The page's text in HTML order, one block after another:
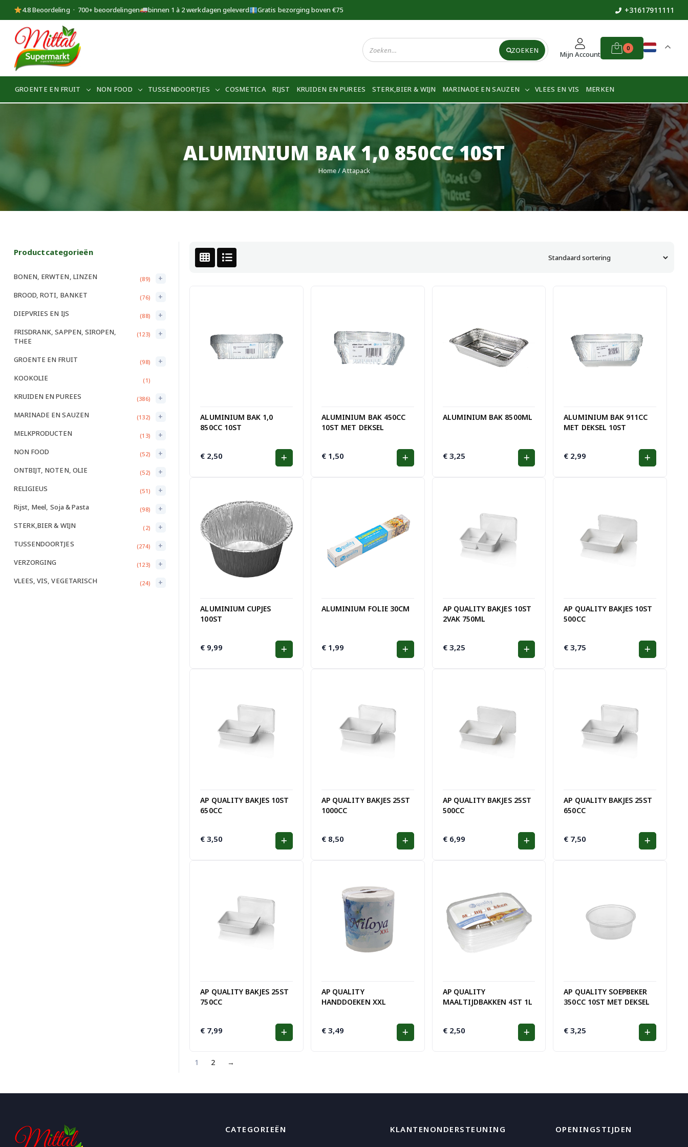
4.8 Beoordeling · 700+ beoordelingen binnen 1 à 2 werkdagen geleverd Gratis bezorging boven €75 +31617911111
Supermarkt
Mittal
ZOEKEN Mijn Account
0
GROENTE EN FRUIT NON FOOD TUSSENDOORTJES COSMETICA RIJST KRUIDEN EN PUREES STERK,BIER & WIJN MARINADE EN SAUZEN VLEES EN VIS MERKEN
ALUMINIUM BAK 1,0 850CC 10ST
Home/ Attapack
Productcategorieën
BONEN, ERWTEN, LINZEN +
(89)
BROOD, ROTI, BANKET +
(76)
DIEPVRIES EN IJS +
(88)
FRISDRANK, SAPPEN, SIROPEN,
THEE
+
(123)
GROENTE EN FRUIT +
(98)
KOOKOLIE (1)
KRUIDEN EN PUREES +
(386)
MARINADE EN SAUZEN +
(132)
MELKPRODUCTEN +
(13)
NON FOOD +
(52)
ONTBIJT, NOTEN, OLIE +
(52)
RELIGIEUS +
(51)
Rijst, Meel, Soja & Pasta +
(98)
STERK,BIER & WIJN +
(2)
TUSSENDOORTJES +
(274)
VERZORGING +
(123)
VLEES, VIS, VEGETARISCH +
(24)
ALUMINIUM BAK 1,0
850CC 10ST
€ 2,50
ALUMINIUM BAK 450CC
10ST MET DEKSEL
€ 1,50
ALUMINIUM BAK 8500ML
€3,25
ALUMINIUM BAK 911CC
MET DEKSEL 10ST
€ 2,99
ALUMINIUM CUPJES
100ST
€ 9,99
ALUMINIUM FOLIE 30CM
€ 1,99
AP QUALITY BAKJES 10ST
2VAK 750ML
€3,25
AP QUALITY BAKJES 10ST
500CC
€ 3,75
AP QUALITY BAKJES 10ST
650CC
€ 3,50
AP QUALITY BAKJES 25ST
1000CC
€ 8,50
AP QUALITY BAKJES 25ST
500CC
€6,99
AP QUALITY BAKJES 25ST
650CC
€ 7,50
AP QUALITY BAKJES 25ST
750CC
€ 7,99
AP QUALITY
HANDDOEKEN XXL
€ 3,49
AP QUALITY
MAALTIJDBAKKEN 4ST 1L
€2,50
AP QUALITY SOEPBEKER
350CC 10ST MET DEKSEL
€ 3,25
1 2 →
CATEGORIEËN KLANTENONDERSTEUNING OPENINGSTIJDEN